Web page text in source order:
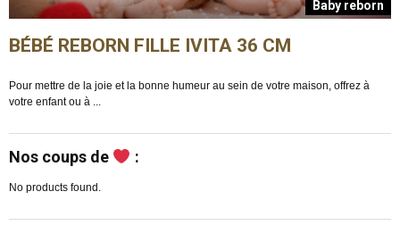
Baby reborn
BÉBÉ REBORN FILLE IVITA 36 CM
Pour mettre de la joie et la bonne humeur au sein de votre maison, offrez à
votre enfant ou à ...
Nos coups de :
No products found.